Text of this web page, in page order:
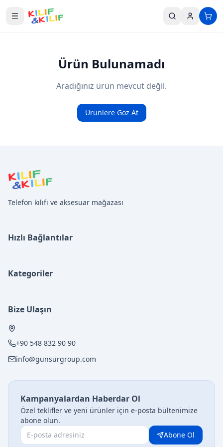
Ürün Bulunamadı
Aradığınız ürün mevcut değil.
Ürünlere Göz At
Telefon kılıfı ve aksesuar mağazası
Hızlı Bağlantılar
Kategoriler
Bize Ulaşın
+90 548 832 90 90
info@gunsurgroup.com
Kampanyalardan Haberdar Ol
Özel teklifler ve yeni ürünler için e-posta bültenimize
abone olun.
Abone Ol